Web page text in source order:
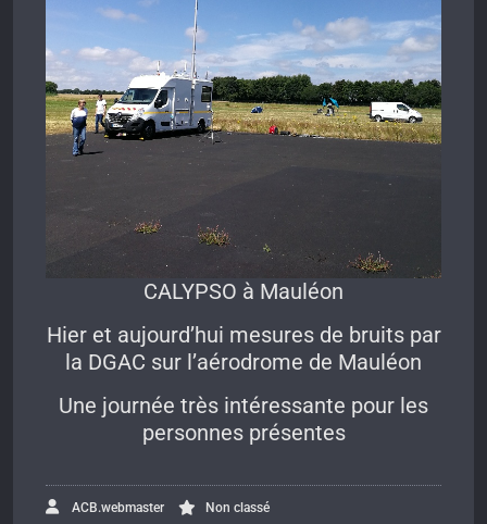
CALYPSO à Mauléon
Hier et aujourd’hui mesures de bruits par
la DGAC sur l’aérodrome de Mauléon
Une journée très intéressante pour les
personnes présentes
ACB.webmaster Non classé